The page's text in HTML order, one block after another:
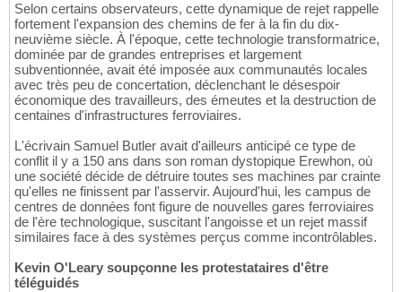
Selon certains observateurs, cette dynamique de rejet rappelle
fortement l'expansion des chemins de fer à la fin du dix-
neuvième siècle. À l'époque, cette technologie transformatrice,
dominée par de grandes entreprises et largement
subventionnée, avait été imposée aux communautés locales
avec très peu de concertation, déclenchant le désespoir
économique des travailleurs, des émeutes et la destruction de
centaines d'infrastructures ferroviaires.
L'écrivain Samuel Butler avait d'ailleurs anticipé ce type de
conflit il y a 150 ans dans son roman dystopique Erewhon, où
une société décide de détruire toutes ses machines par crainte
qu'elles ne finissent par l'asservir. Aujourd'hui, les campus de
centres de données font figure de nouvelles gares ferroviaires
de l'ère technologique, suscitant l'angoisse et un rejet massif
similaires face à des systèmes perçus comme incontrôlables.
Kevin O'Leary soupçonne les protestataires d'être
téléguidés